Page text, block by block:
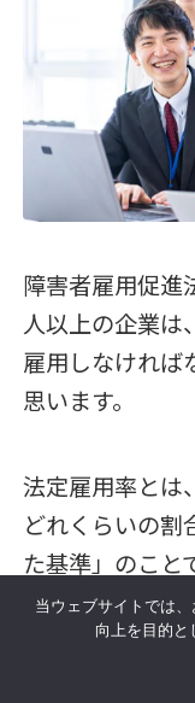
障害者雇用促進
人以上の企業は
雇用しなければ
思います。
法定雇用率とは
どれくらいの割
た基準」のこと
その始まりは、
身体障害者雇
当ウェブサイトでは
向上を目的と